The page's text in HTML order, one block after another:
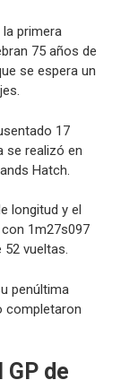
primera
75 años de
se espera un
17
se realizó en
Hatch.
longitud y el
1m27s097
52 vueltas.
penúltima
completaron
de